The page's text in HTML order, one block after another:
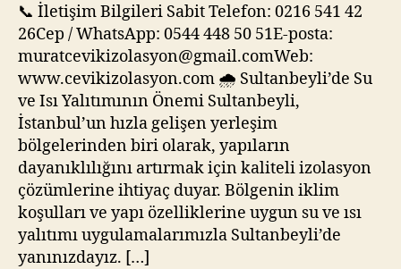
📞 İletişim Bilgileri Sabit Telefon: 0216 541 42
26Cep / WhatsApp: 0544 448 50 51E-posta:
muratcevikizolasyon@gmail.comWeb:
www.cevikizolasyon.com 🌧️ Sultanbeyli’de Su
ve Isı Yalıtımının Önemi Sultanbeyli,
İstanbul’un hızla gelişen yerleşim
bölgelerinden biri olarak, yapıların
dayanıklılığını artırmak için kaliteli izolasyon
çözümlerine ihtiyaç duyar. Bölgenin iklim
koşulları ve yapı özelliklerine uygun su ve ısı
yalıtımı uygulamalarımızla Sultanbeyli’de
yanınızdayız. […]